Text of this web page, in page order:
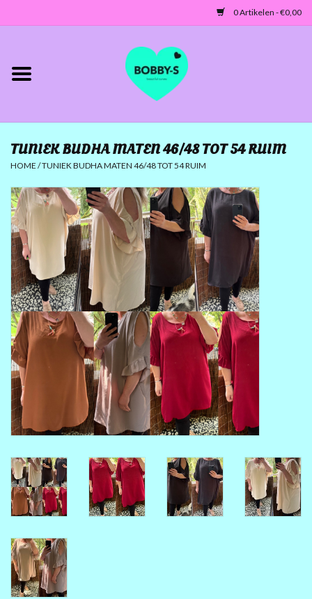
0 Artikelen - €0,00
Home
Tunieken/Tops
Truien-Vesten
Jurken-Broeken-Leggings
ACCESSOIRES
MATEN 42 TOT 46/48
MAAT 48-50
MAAT 50-52
MAAT 52-54
MAAT 56-58
SUMMERSALE / OUTLET
HUISPAKKEN
FEESTCOLLECTIE
GLAMOUR GLITTER BLING
TUNIEK BUDHA MATEN 46/48 TOT 54 RUIM
HOME /TUNIEK BUDHA MATEN 46/48 TOT 54 RUIM